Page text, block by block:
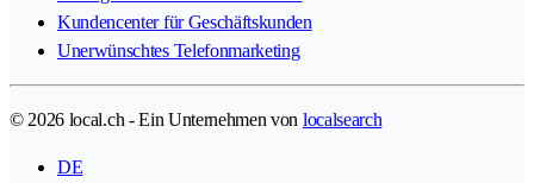
Kundencenter für Geschäftskunden
Unerwünschtes Telefonmarketing
© 2026 local.ch - Ein Unternehmen von localsearch
DE